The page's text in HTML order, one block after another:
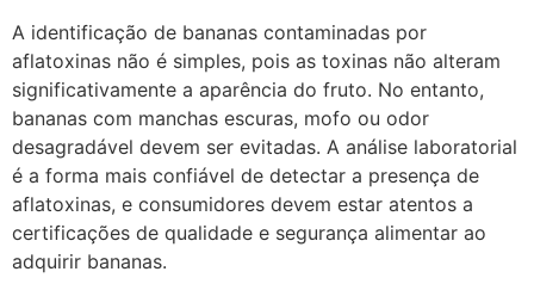
A identificação de bananas contaminadas por
aflatoxinas não é simples, pois as toxinas não alteram
significativamente a aparência do fruto. No entanto,
bananas com manchas escuras, mofo ou odor
desagradável devem ser evitadas. A análise laboratorial
é a forma mais confiável de detectar a presença de
aflatoxinas, e consumidores devem estar atentos a
certificações de qualidade e segurança alimentar ao
adquirir bananas.